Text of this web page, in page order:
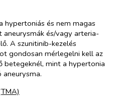
hypertoniás és nem magas
és/vagy arteria-
A szunitinib-kezelés
gondosan mérlegelni kell az
betegeknél, mint a hypertonia